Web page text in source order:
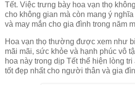
Tết. Việc trưng bày hoa vạn thọ
cho không gian mà còn mang ý
và may mắn cho gia đình trong năm
Hoa vạn thọ thường được xem như
mãi mãi, sức khỏe và hạnh phúc vô
hoa này trong dịp Tết thể hiện lòng
tốt đẹp nhất cho người thân và gia